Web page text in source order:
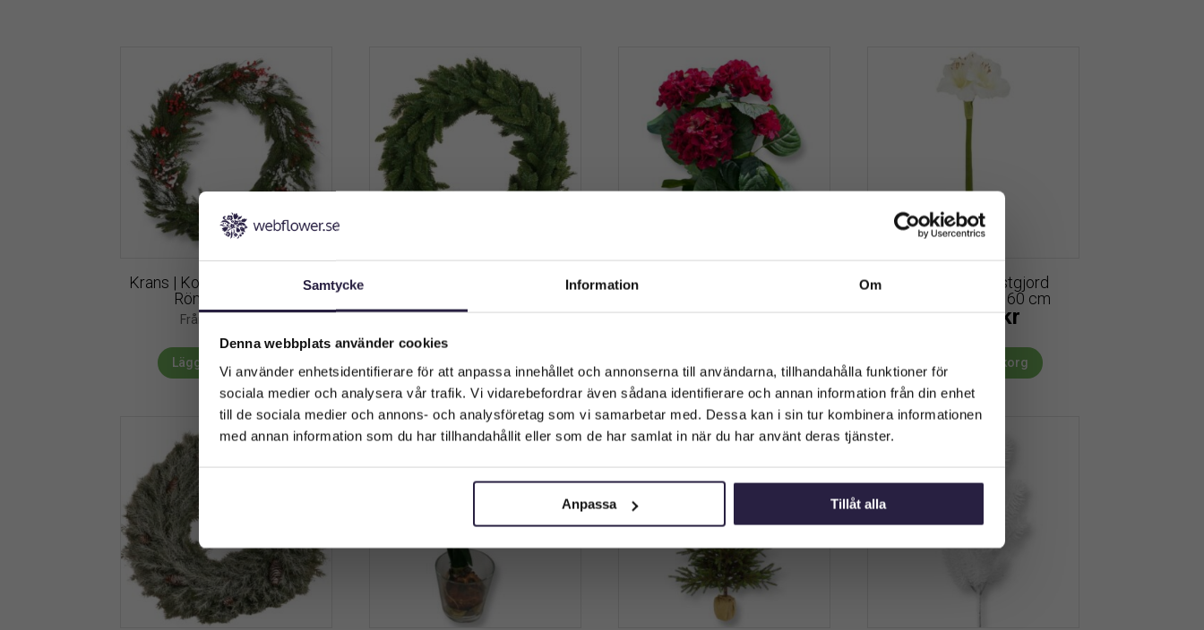
Samtycke Information Om
Denna webbplats använder cookies
Vi använder enhetsidentifierare för att anpassa innehållet och annonserna till användarna, tillhandahålla funktioner för
sociala medier och analysera vår trafik. Vi vidarebefordrar även sådana identifierare och annan information från din enhet
till de sociala medier och annons- och analysföretag som vi samarbetar med. Dessa kan i sin tur kombinera informationen
med annan information som du har tillhandahållit eller som de har samlat in när du har använt deras tjänster.
Anpassa Tillåt alla
Krans | Konstgjord Granris &
Rönnbär 40 cm
Från: 499kr
Lägg till i varukorg
1959kr
Lägg till i varukorg
cm
399kr
Lägg till i varukorg
Amaryllis | Konstgjord
snittblomma vit 60 cm
279kr
Lägg till i varukorg
Välkommen till Webflower
Vilken typ av kund är du? Du kan alltid justera ditt val längst upp
Företagskund (exkl. moms)